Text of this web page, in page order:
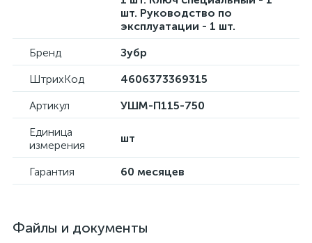
шт. Руководство по
эксплуатации - 1 шт.
Бренд
Зубр
ШтрихКод
4606373369315
Артикул
УШМ-П115-750
Единица
измерения
шт
Гарантия 60 месяцев
Файлы и документы